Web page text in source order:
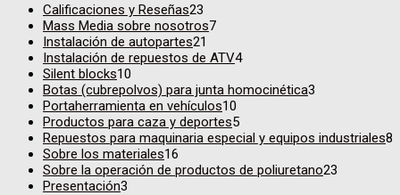
Calificaciones y Reseñas23
Mass Media sobre nosotros7
Instalación de autopartes21
Instalación de repuestos de ATV4
Silent blocks10
Botas (cubrepolvos) para junta homocinética3
Portaherramienta en vehículos10
Productos para caza y deportes5
Repuestos para maquinaria especial y equipos industriales8
Sobre los materiales16
Sobre la operación de productos de poliuretano23
Presentación3